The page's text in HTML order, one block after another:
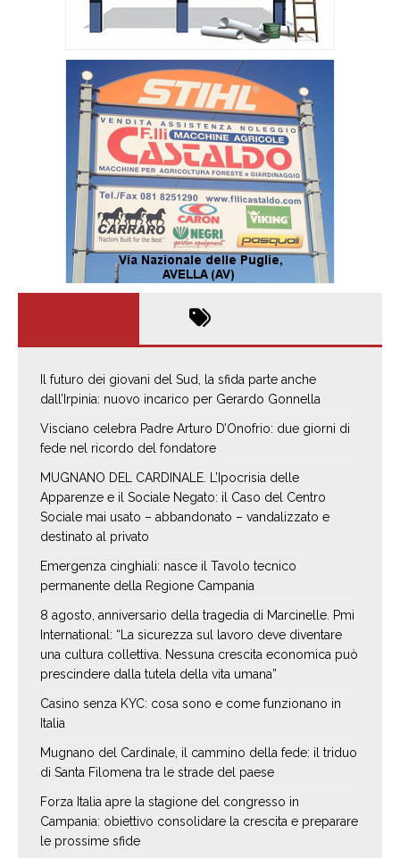
Il futuro dei giovani del Sud, la sfida parte anche
dall’Irpinia: nuovo incarico per Gerardo Gonnella
Visciano celebra Padre Arturo D’Onofrio: due giorni di
fede nel ricordo del fondatore
MUGNANO DEL CARDINALE. L’Ipocrisia delle
Apparenze e il Sociale Negato: il Caso del Centro
Sociale mai usato – abbandonato – vandalizzato e
destinato al privato
Emergenza cinghiali: nasce il Tavolo tecnico
permanente della Regione Campania
8 agosto, anniversario della tragedia di Marcinelle. Pmi
International: “La sicurezza sul lavoro deve diventare
una cultura collettiva. Nessuna crescita economica può
prescindere dalla tutela della vita umana”
Casino senza KYC: cosa sono e come funzionano in
Italia
Mugnano del Cardinale, il cammino della fede: il triduo
di Santa Filomena tra le strade del paese
Forza Italia apre la stagione del congresso in
Campania: obiettivo consolidare la crescita e preparare
le prossime sfide